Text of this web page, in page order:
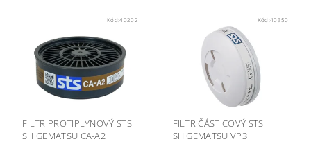
Kód:40202
FILTR PROTIPLYNOVÝ STS
SHIGEMATSU CA-A2
Kód: 40350
FILTR ČÁSTICOVÝ STS
SHIGEMATSU VP3